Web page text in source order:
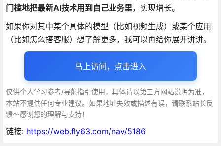
门槛地把最新AI技术用到自己业务里，实现增长。
如果你对其中某个具体的模型（比如视频生成）或某个应用
（比如怎么搭客服）想了解更多，我可以再给你展开讲讲。
马上访问，点击进入
仅供个人学习参考/导航指引使用，具体请以第三方网站说明为准，
本站不提供任何专业建议。如果地址失效或描述有误，请联系站长反
馈～感谢您的理解与支持！
链接: https://web.fly63.com/nav/5186